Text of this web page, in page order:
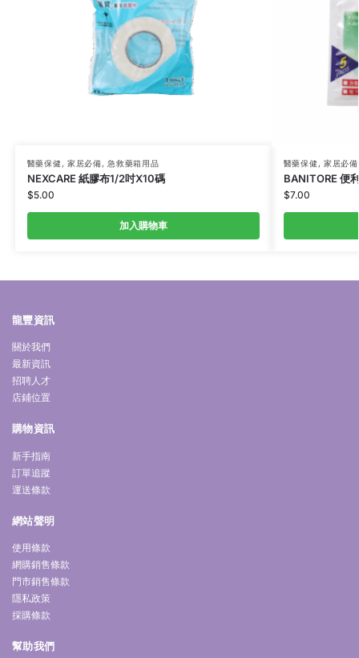
醫藥保健, 家居必備,急救藥箱用品
NEXCARE 紙膠布1/2吋X10碼
$5.00
加入購物車
醫藥保健, 家居必備
BANITORE 便
$7.00
龍豐資訊
關於我們
最新資訊
招聘人才
店鋪位置
購物資訊
新手指南
訂單追蹤
運送條款
網站聲明
使用條款
網購銷售條款
門市銷售條款
隱私政策
採購條款
幫助我們